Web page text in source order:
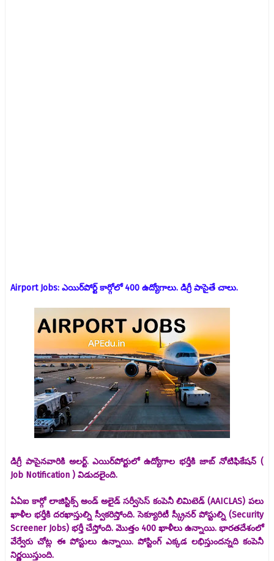
Airport Jobs: ఎయిర్‌పోర్ట్ కార్గోలో 400 ఉద్యోగాలు. డిగ్రీ పాసైతే చాలు.
డిగ్రీ పాసైనవారికి అలర్ట్. ఎయిర్‌పోర్టులో ఉద్యోగాల భర్తీకి జాబ్ నోటిఫికేషన్ (
Job Notification ) విడుదలైంది.
ఏఏఐ కార్గో లాజిస్టిక్స్ అండ్ అలైడ్ సర్వీసెస్ కంపెనీ లిమిటెడ్ (AAICLAS) పలు
ఖాళీల భర్తీకి దరఖాస్తుల్ని స్వీకరిస్తోంది. సెక్యూరిటీ స్క్రీనర్ పోస్టుల్ని (Security
Screener Jobs) భర్తీ చేస్తోంది. మొత్తం 400 ఖాళీలు ఉన్నాయి. భారతదేశంలో
వేర్వేరు చోట్ల ఈ పోస్టులు ఉన్నాయి. పోస్టింగ్ ఎక్కడ లభిస్తుందన్నది కంపెనీ
నిర్ణయిస్తుంది.